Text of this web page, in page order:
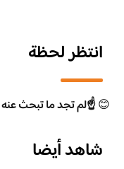
انتظر لحظة
😊☝️لم تجد ما تبحث
شاهد أيضا